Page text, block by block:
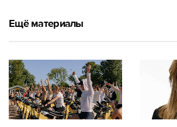
Ещё материалы